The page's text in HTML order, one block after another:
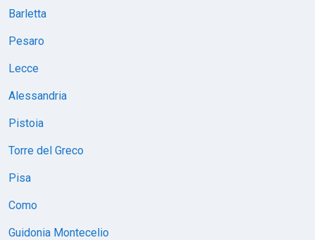
Barletta
Pesaro
Lecce
Alessandria
Pistoia
Torre del Greco
Pisa
Como
Guidonia Montecelio